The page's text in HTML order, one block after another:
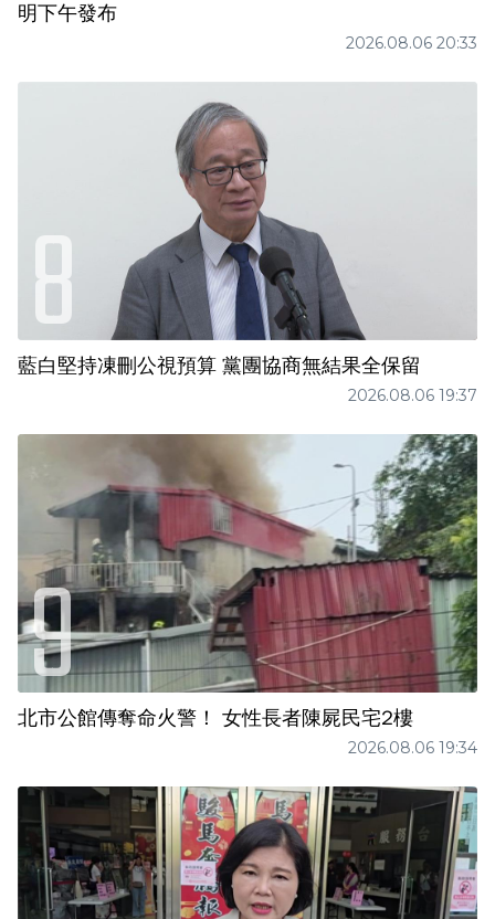
明下午發布
2026.08.06 20:33
藍白堅持凍刪公視預算 黨團協商無結果全保留
2026.08.06 19:37
北市公館傳奪命火警！ 女性長者陳屍民宅2樓
2026.08.06 19:34